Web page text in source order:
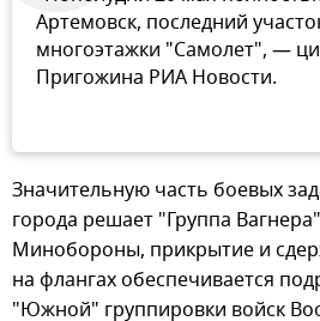
Артемовск, последний
многоэтажки "Самолет", —
Пригожина РИА Новости.
Значительную часть боевых
города решает "Группа
Минобороны, прикрытие и
на флангах обеспечивается
"Южной" группировки войск